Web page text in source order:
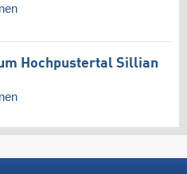
Hochpustertal Sillian